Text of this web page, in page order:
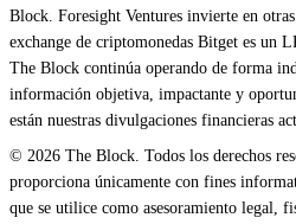
Block. Foresight Ventures invierte en
exchange de criptomonedas Bitget es un
The Block continúa operando de forma
información objetiva, impactante y
están nuestras divulgaciones financieras
© 2026 The Block. Todos los derechos
proporciona únicamente con fines
que se utilice como asesoramiento legal,